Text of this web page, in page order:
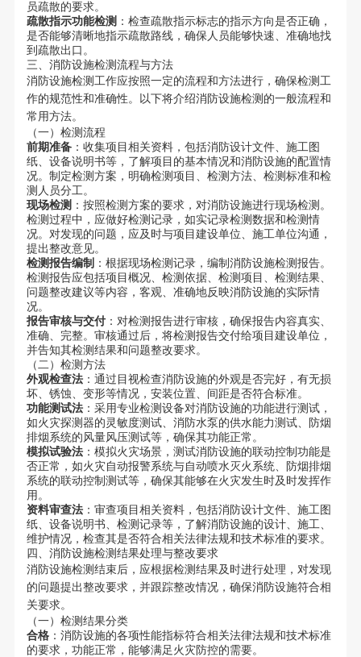
员疏散的要求。
疏散指示功能检测 ：检查疏散指示标志的指示方向是否正确，
是否能够清晰地指示疏散路线，确保人员能够快速、准确地找
到疏散出口。
三、消防设施检测流程与方法
消防设施检测工作应按照一定的流程和方法进行，确保检测工
作的规范性和准确性。以下将介绍消防设施检测的一般流程和
常用方法。
（一）检测流程
前期准备：收集项目相关资料，包括消防设计文件、施工图
纸、设备说明书等，了解项目的基本情况和消防设施的配置情
况。制定检测方案，明确检测项目、检测方法、检测标准和检
测人员分工。
现场检测 ：按照检测方案的要求，对消防设施进行现场检测。
检测过程中，应做好检测记录，如实记录检测数据和检测情
况。对发现的问题，应及时与项目建设单位、施工单位沟通，
提出整改意见。
检测报告编制 ：根据现场检测记录，编制消防设施检测报告。
检测报告应包括项目概况、检测依据、检测项目、检测结果、
问题整改建议等内容，客观、准确地反映消防设施的实际情
况。
报告审核与交付：对检测报告进行审核，确保报告内容真实、
准确、完整。审核通过后，将检测报告交付给项目建设单位，
并告知其检测结果和问题整改要求。
（二）检测方法
外观检查法：通过目视检查消防设施的外观是否完好，有无损
坏、锈蚀、变形等情况，安装位置、间距是否符合标准。
功能测试法：采用专业检测设备对消防设施的功能进行测试，
如火灾探测器的灵敏度测试、消防水泵的供水能力测试、防烟
排烟系统的风量风压测试等，确保其功能正常。
模拟试验法：模拟火灾场景，测试消防设施的联动控制功能是
否正常，如火灾自动报警系统与自动喷水灭火系统、防烟排烟
系统的联动控制测试等，确保其能够在火灾发生时及时发挥作
用。
资料审查法：审查项目相关资料，包括消防设计文件、施工图
纸、设备说明书、检测记录等，了解消防设施的设计、施工、
维护情况，检查其是否符合相关法律法规和技术标准的要求。
四、消防设施检测结果处理与整改要求
消防设施检测结束后，应根据检测结果及时进行处理，对发现
的问题提出整改要求，并跟踪整改情况，确保消防设施符合相
关要求。
（一）检测结果分类
合格：消防设施的各项性能指标符合相关法律法规和技术标准
的要求，功能正常，能够满足火灾防控的需要。